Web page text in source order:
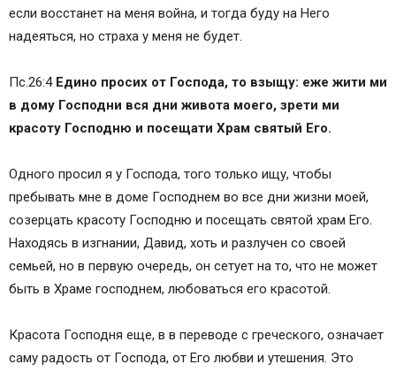
если восстанет на меня война, и тогда буду на Него
надеяться, но страха у меня не будет.
Пс.26:4 Едино просих от Господа, то взыщу: еже жити ми
в дому Господни вся дни живота моего, зрети ми
красоту Господню и посещати Храм святый Его.
Одного просил я у Господа, того только ищу, чтобы
пребывать мне в доме Господнем во все дни жизни моей,
созерцать красоту Господню и посещать святой храм Его.
Находясь в изгнании, Давид, хоть и разлучен со своей
семьей, но в первую очередь, он сетует на то, что не может
быть в Храме господнем, любоваться его красотой.
Красота Господня еще, в в переводе с греческого, означает
саму радость от Господа, от Его любви и утешения. Это